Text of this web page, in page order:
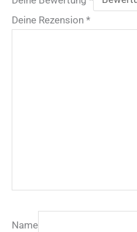
Deine Rezension *
Name